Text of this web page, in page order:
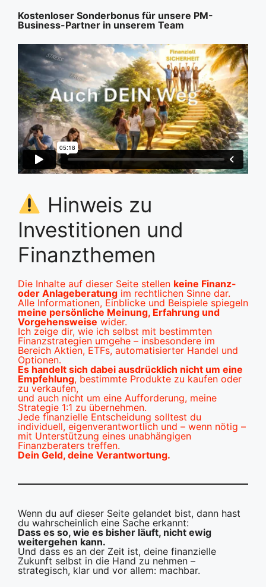
Kostenloser Sonderbonus für unsere PM-
Business-Partner in unserem Team
Hinweis zu
Investitionen und
Finanzthemen
Die Inhalte auf dieser Seite stellen keine Finanz-
oder Anlageberatung im rechtlichen Sinne dar.
Alle Informationen, Einblicke und Beispiele spiegeln
meine persönliche Meinung, Erfahrung und
Vorgehensweise wider.
Ich zeige dir, wie ich selbst mit bestimmten
Finanzstrategien umgehe – insbesondere im
Bereich Aktien, ETFs, automatisierter Handel und
Optionen.
Es handelt sich dabei ausdrücklich nicht um eine
Empfehlung, bestimmte Produkte zu kaufen oder
zu verkaufen,
und auch nicht um eine Aufforderung, meine
Strategie 1:1 zu übernehmen.
Jede finanzielle Entscheidung solltest du
individuell, eigenverantwortlich und – wenn nötig –
mit Unterstützung eines unabhängigen
Finanzberaters treffen.
Dein Geld, deine Verantwortung.
Wenn du auf dieser Seite gelandet bist, dann hast
du wahrscheinlich eine Sache erkannt:
Dass es so, wie es bisher läuft, nicht ewig
weitergehen kann.
Und dass es an der Zeit ist, deine finanzielle
Zukunft selbst in die Hand zu nehmen –
strategisch, klar und vor allem: machbar.